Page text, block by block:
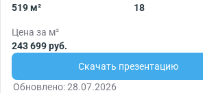
519 м²
18
Цена за м²
243 699 руб.
Скачать презентацию
Обновлено: 28.07.2026